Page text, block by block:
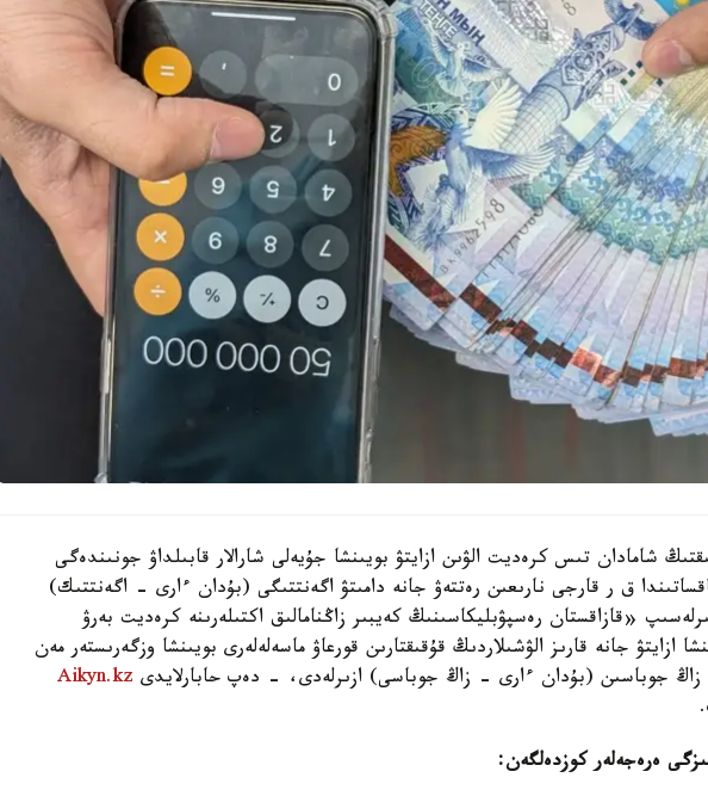
شامادان تىس كرەديت الۋىن ازايتۋ بويىنشا جۇيەلى شارالار قابىلداۋ جونىندەگى
ق ر قارجى نارىعىن رەتتەۋ جانە دامىتۋ اگەنتتىگى (بۇدان ءارى - اگەنتتىك)
«قازاقستان رەسپۋبليكاسىنىڭ كەيبىر زاڭنامالىق اكتىلەرىنە كرەديت بەرۋ
ازايتۋ جانە قارىز الۋشىلاردىڭ قۇقىقتارىن قورعاۋ ماسەلەلەرى بويىنشا وزگەرىستەر مەن
زاڭ جوباسىن (بۇدان ءارى - زاڭ جوباسى) ازىرلەدى، - دەپ حابارلايدى Aikyn.kz
ەرەجەلەر كوزدەلگەن: